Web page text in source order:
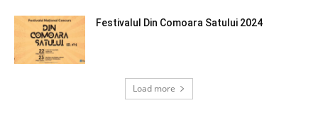
Festivalul Din Comoara Satului 2024
Load more